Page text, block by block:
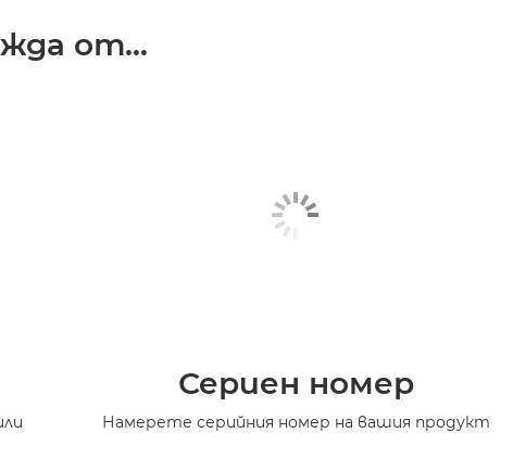
от...
Сериен номер
Намерете серийния номер на вашия продукт